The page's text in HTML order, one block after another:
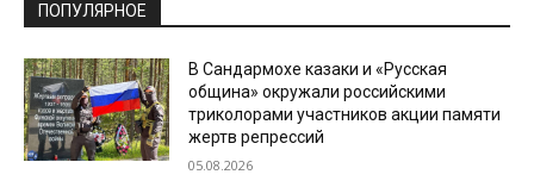
ПОПУЛЯРНОЕ
В Сандармохе казаки и «Русская
община» окружали российскими
триколорами участников акции памяти
жертв репрессий
05.08.2026